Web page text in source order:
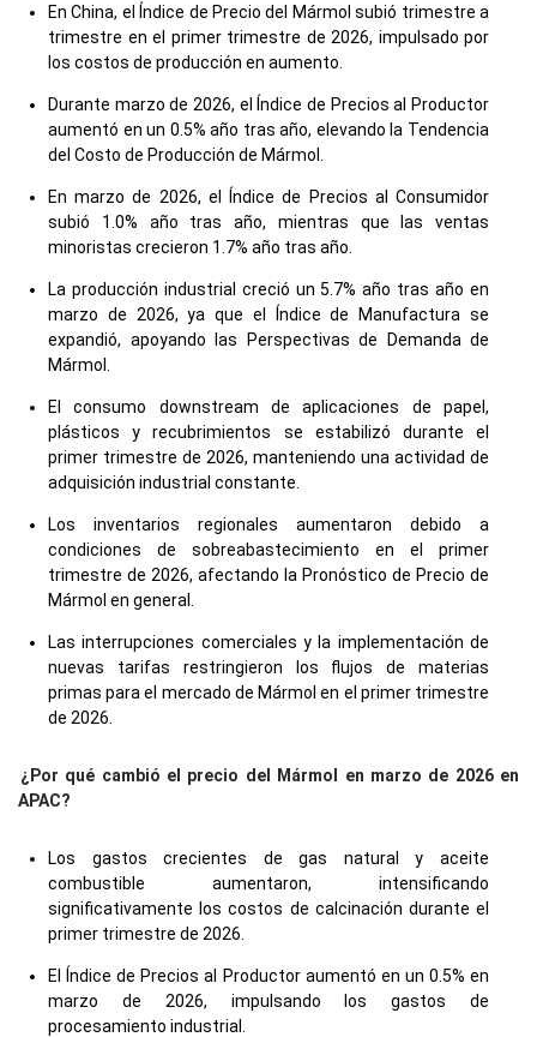
En China, el Índice de Precio del Mármol subió trimestre a
trimestre en el primer trimestre de 2026, impulsado por
los costos de producción en aumento.
Durante marzo de 2026, el Índice de Precios al Productor
aumentó en un 0.5% año tras año, elevando la Tendencia
del Costo de Producción de Mármol.
En marzo de 2026, el Índice de Precios al Consumidor
subió 1.0% año tras año, mientras que las ventas
minoristas crecieron 1.7% año tras año.
La producción industrial creció un 5.7% año tras año en
marzo de 2026, ya que el Índice de Manufactura se
expandió, apoyando las Perspectivas de Demanda de
Mármol.
El consumo downstream de aplicaciones de papel,
plásticos y recubrimientos se estabilizó durante el
primer trimestre de 2026, manteniendo una actividad de
adquisición industrial constante.
Los inventarios regionales aumentaron debido a
condiciones de sobreabastecimiento en el primer
trimestre de 2026, afectando la Pronóstico de Precio de
Mármol en general.
Las interrupciones comerciales y la implementación de
nuevas tarifas restringieron los flujos de materias
primas para el mercado de Mármol en el primer trimestre
de 2026.
¿Por qué cambió el precio del Mármol en marzo de 2026 en
APAC?
Los gastos crecientes de gas natural y aceite
combustible aumentaron, intensificando
significativamente los costos de calcinación durante el
primer trimestre de 2026.
El Índice de Precios al Productor aumentó en un 0.5% en
marzo de 2026, impulsando los gastos de
procesamiento industrial.